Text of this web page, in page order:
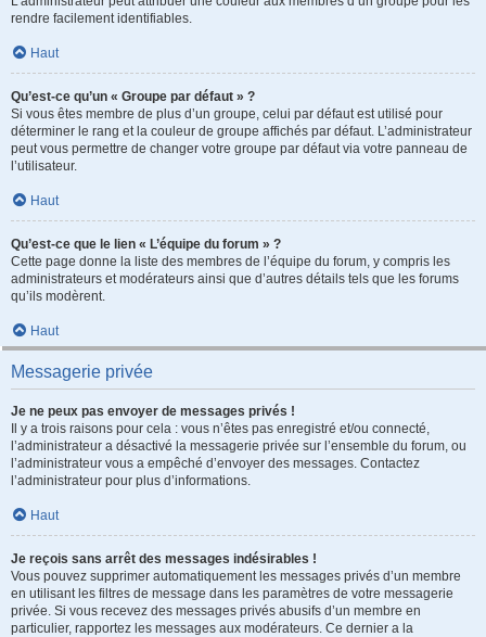
rendre facilement identifiables.
Haut
Qu’est-ce qu’un « Groupe par défaut » ?
Si vous êtes membre de plus d’un groupe, celui par défaut est utilisé pour
déterminer le rang et la couleur de groupe affichés par défaut. L’administrateur
peut vous permettre de changer votre groupe par défaut via votre panneau de
l’utilisateur.
Haut
Qu’est-ce que le lien « L’équipe du forum » ?
Cette page donne la liste des membres de l’équipe du forum, y compris les
administrateurs et modérateurs ainsi que d’autres détails tels que les forums
qu’ils modèrent.
Haut
Messagerie privée
Je ne peux pas envoyer de messages privés !
Il y a trois raisons pour cela : vous n’êtes pas enregistré et/ou connecté,
l’administrateur a désactivé la messagerie privée sur l’ensemble du forum, ou
l’administrateur vous a empêché d’envoyer des messages. Contactez
l’administrateur pour plus d’informations.
Haut
Je reçois sans arrêt des messages indésirables !
Vous pouvez supprimer automatiquement les messages privés d’un membre
en utilisant les filtres de message dans les paramètres de votre messagerie
privée. Si vous recevez des messages privés abusifs d’un membre en
particulier, rapportez les messages aux modérateurs. Ce dernier a la